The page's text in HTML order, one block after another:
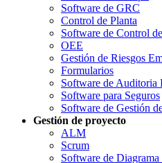
Software de GRC
Control de Planta
Software de Control
OEE
Gestión de Riesgos
Formularios
Software de Auditoria
Software para Seguros
Software de Gestión
Gestión de proyecto
ALM
Scrum
Software de Diagrama